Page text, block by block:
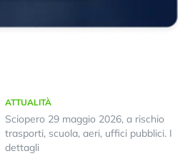
ATTUALITÀ
Sciopero 29 maggio 2026, a rischio
trasporti, scuola, aeri, uffici pubblici. I
dettagli